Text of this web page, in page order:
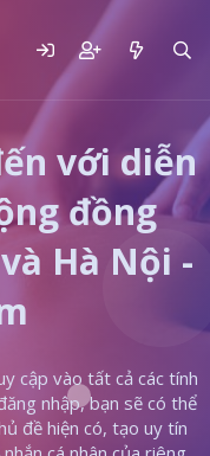
với diễn
đồng
Hà Nội -
cập vào tất cả các tính
nhập, bạn sẽ có thể
đề hiện có, tạo uy tín